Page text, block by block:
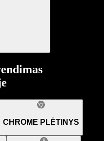
CHROME PLĖTINYS